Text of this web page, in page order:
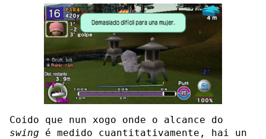
Coido que nun xogo onde o alcance do
swing é medido cuantitativamente, hai un